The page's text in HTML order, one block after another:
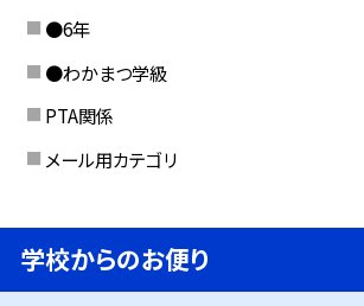
●6年
●わかまつ学級
PTA関係
メール用カテゴリ
学校からのお便り